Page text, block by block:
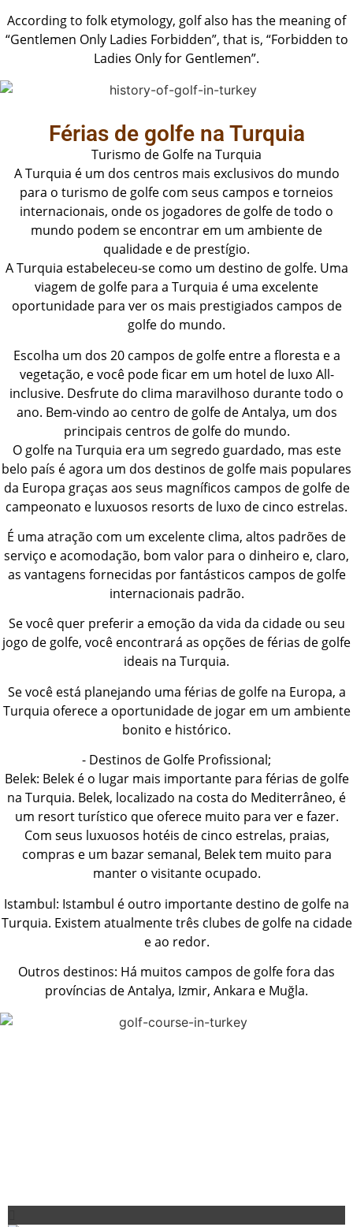
According to folk etymology, golf also has the meaning of
“Gentlemen Only Ladies Forbidden”, that is, “Forbidden to
Ladies Only for Gentlemen”.
Férias de golfe na Turquia
Turismo de Golfe na Turquia
A Turquia é um dos centros mais exclusivos do mundo
para o turismo de golfe com seus campos e torneios
internacionais, onde os jogadores de golfe de todo o
mundo podem se encontrar em um ambiente de
qualidade e de prestígio.
A Turquia estabeleceu-se como um destino de golfe. Uma
viagem de golfe para a Turquia é uma excelente
oportunidade para ver os mais prestigiados campos de
golfe do mundo.
Escolha um dos 20 campos de golfe entre a floresta e a
vegetação, e você pode ficar em um hotel de luxo All-
inclusive. Desfrute do clima maravilhoso durante todo o
ano. Bem-vindo ao centro de golfe de Antalya, um dos
principais centros de golfe do mundo.
O golfe na Turquia era um segredo guardado, mas este
belo país é agora um dos destinos de golfe mais populares
da Europa graças aos seus magníficos campos de golfe de
campeonato e luxuosos resorts de luxo de cinco estrelas.
É uma atração com um excelente clima, altos padrões de
serviço e acomodação, bom valor para o dinheiro e, claro,
as vantagens fornecidas por fantásticos campos de golfe
internacionais padrão.
Se você quer preferir a emoção da vida da cidade ou seu
jogo de golfe, você encontrará as opções de férias de golfe
ideais na Turquia.
Se você está planejando uma férias de golfe na Europa, a
Turquia oferece a oportunidade de jogar em um ambiente
bonito e histórico.
- Destinos de Golfe Profissional;
Belek: Belek é o lugar mais importante para férias de golfe
na Turquia. Belek, localizado na costa do Mediterrâneo, é
um resort turístico que oferece muito para ver e fazer.
Com seus luxuosos hotéis de cinco estrelas, praias,
compras e um bazar semanal, Belek tem muito para
manter o visitante ocupado.
Istambul: Istambul é outro importante destino de golfe na
Turquia. Existem atualmente três clubes de golfe na cidade
e ao redor.
Outros destinos: Há muitos campos de golfe fora das
províncias de Antalya, Izmir, Ankara e Muğla.